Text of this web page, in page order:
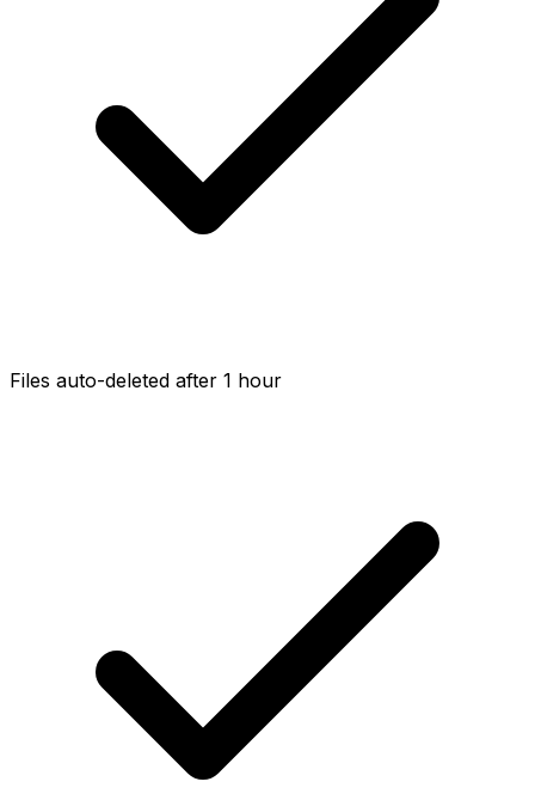
Files auto-deleted after 1 hour